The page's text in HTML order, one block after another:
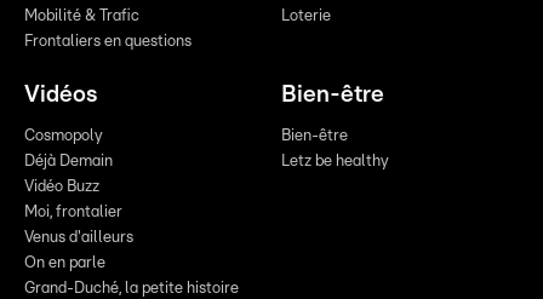
Mobilité & Trafic
Frontaliers en questions
Loterie
Vidéos
Cosmopoly
Déjà Demain
Vidéo Buzz
Moi, frontalier
Venus d'ailleurs
On en parle
Grand-Duché, la petite histoire
Bien-être
Bien-être
Letz be healthy